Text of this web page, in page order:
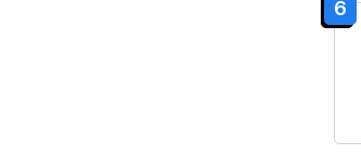
6